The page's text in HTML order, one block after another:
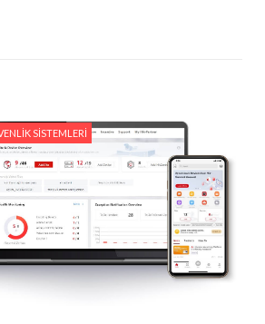
SISTEMLERI